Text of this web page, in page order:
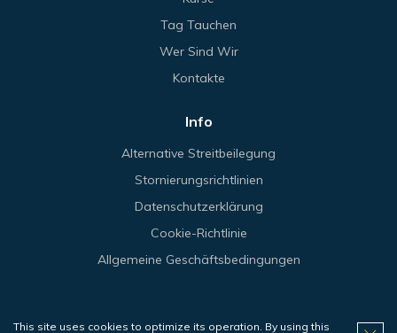
Tag Tauchen
Wer Sind Wir
Kontakte
Info
Alternative Streitbeilegung
Stornierungsrichtlinien
Datenschutzerklärung
Cookie-Richtlinie
Allgemeine Geschäftsbedingungen
This site uses cookies to optimize its operation. By using this